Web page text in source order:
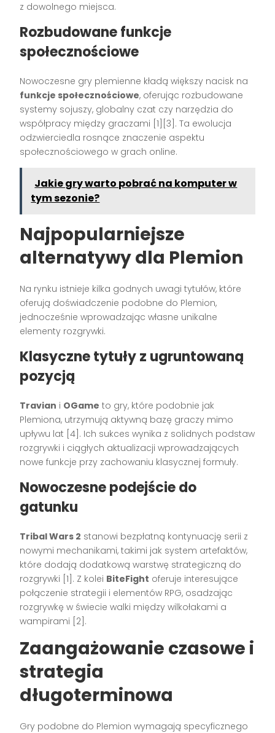
z dowolnego miejsca.
Rozbudowane funkcje
społecznościowe
Nowoczesne gry plemienne kładą większy nacisk na
funkcje społecznościowe, oferując rozbudowane
systemy sojuszy, globalny czat czy narzędzia do
współpracy między graczami [1][3]. Ta ewolucja
odzwierciedla rosnące znaczenie aspektu
społecznościowego w grach online.
Jakie gry warto pobrać na komputer w
tym sezonie?
Najpopularniejsze
alternatywy dla Plemion
Na rynku istnieje kilka godnych uwagi tytułów, które
oferują doświadczenie podobne do Plemion,
jednocześnie wprowadzając własne unikalne
elementy rozgrywki.
Klasyczne tytuły z ugruntowaną
pozycją
Travian i OGame to gry, które podobnie jak
Plemiona, utrzymują aktywną bazę graczy mimo
upływu lat [4]. Ich sukces wynika z solidnych podstaw
rozgrywki i ciągłych aktualizacji wprowadzających
nowe funkcje przy zachowaniu klasycznej formuły.
Nowoczesne podejście do
gatunku
Tribal Wars 2 stanowi bezpłatną kontynuację serii z
nowymi mechanikami, takimi jak system artefaktów,
które dodają dodatkową warstwę strategiczną do
rozgrywki [1]. Z kolei BiteFight oferuje interesujące
połączenie strategii i elementów RPG, osadzając
rozgrywkę w świecie walki między wilkołakami a
wampirami [2].
Zaangażowanie czasowe i
strategia
długoterminowa
Gry podobne do Plemion wymagają specyficznego